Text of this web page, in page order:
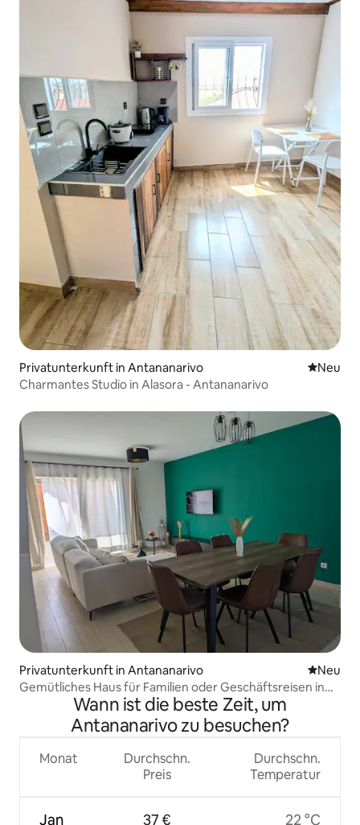
Privatunterkunft in Antananarivo Neue
Neu
Charmantes Studio in Alasora - Antananarivo
Privatunterkunft in Antananarivo Neue
Neu
Gemütliches Haus für Familien oder Geschäftsreisen in
Wann ist die beste Zeit, um
Antananarivo zu besuchen?
Monat
Jan
Durchschn.
Preis
37 €
Durchschn.
Temperatur
22 °C